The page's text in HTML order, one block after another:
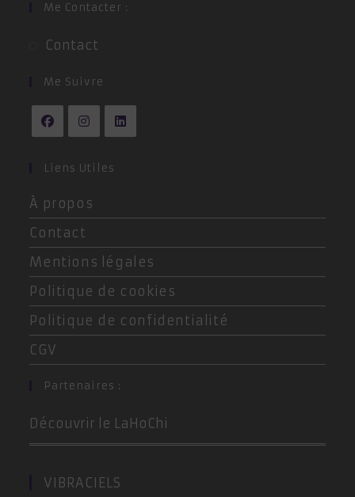
Me Contacter :
Contact
un
onglet
Me Suivre
dans
nouvel
onglet
dans
nouvel
onglet
dans
Liens Utiles
À propos
Contact
Mentions légales
Politique de cookies
Politique de confidentialité
CGV
Partenaires :
Découvrir le LaHoChi
VIBRACIELS